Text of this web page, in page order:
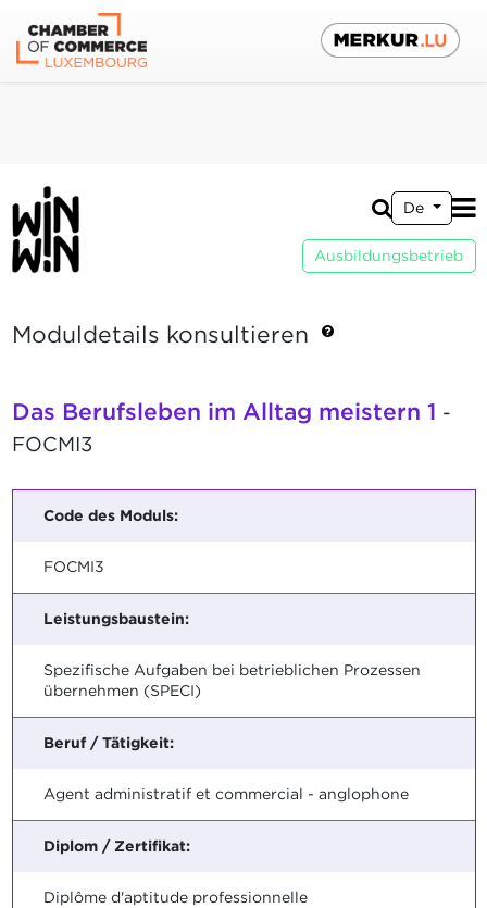
De
Ausbildungsbetrieb
Moduldetails konsultieren
Das Berufsleben im Alltag meistern 1 -
FOCMI3
Code des Moduls:
FOCMI3
Leistungsbaustein:
Spezifische Aufgaben bei betrieblichen Prozessen
übernehmen (SPECI)
Beruf / Tätigkeit:
Agent administratif et commercial - anglophone
Diplom / Zertifikat:
Diplôme d'aptitude professionnelle